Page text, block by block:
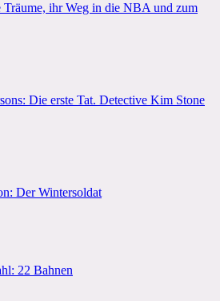
Träume, ihr Weg in die NBA und zum
Die erste Tat. Detective Kim Stone
Der Wintersoldat
22 Bahnen